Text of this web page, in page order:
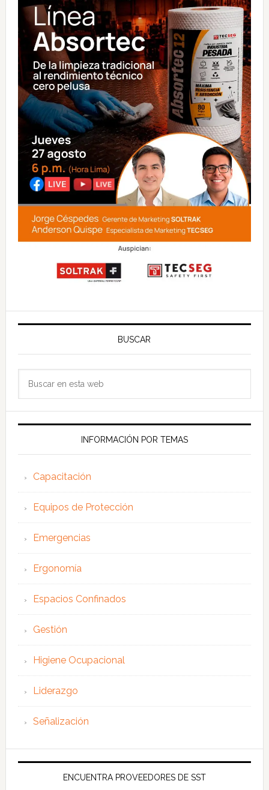
BUSCAR
web
INFORMACIÓN POR TEMAS
Capacitación
Equipos de Protección
Emergencias
Ergonomía
Espacios Confinados
Gestión
Higiene Ocupacional
Liderazgo
Señalización
ENCUENTRA PROVEEDORES DE SST